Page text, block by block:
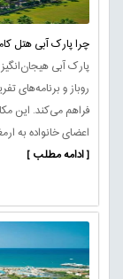
چرا پارک آبی هتل
فراهم می‌کند. این
اعضای خانواده به
[ ادامه مطلب ]